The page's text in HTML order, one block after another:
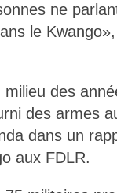
ne
le
des
des armes
dans un
aux FDLR.